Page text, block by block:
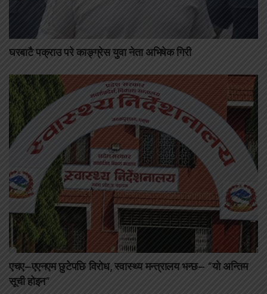
घरबाटै पक्राउ परे काङ्ग्रेस युवा नेता अभिषेक गिरी
एचए–एएनएम छुटेपछि विरोध, स्वास्थ्य मन्त्रालय भन्छ– “यो अन्तिम
सूची होइन”